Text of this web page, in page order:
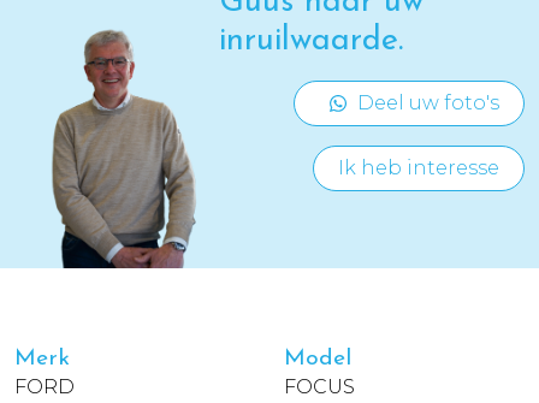
inruilwaarde.
Deel uw foto's
Ik heb interesse
Merk
FORD
Model
FOCUS